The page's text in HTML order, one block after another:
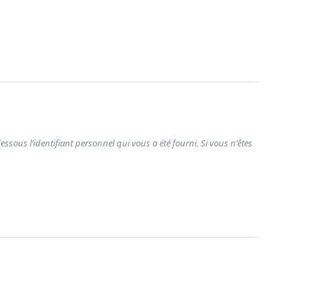
l’identifiant personnel qui vous a été fourni. Si vous n’êtes